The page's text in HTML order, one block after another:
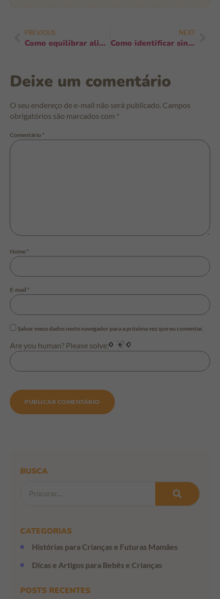
PREVIOUS
Como equilibrar alimentação em dias fora da rotina: 6 dicas práticas
NEXT
Como identificar sinais de dor abdominal: sinais que você não pode ignorar hoje
Deixe um comentário
O seu endereço de e-mail não será publicado. Campos
obrigatórios são marcados com *
Comentário *
Nome *
E-mail *
Salvar meus dados neste navegador para a próxima vez que eu comentar.
Are you human? Please solve:
BUSCA
CATEGORIAS
Histórias para Crianças e Futuras Mamães
Dicas e Artigos para Bebês e Crianças
POSTS RECENTES